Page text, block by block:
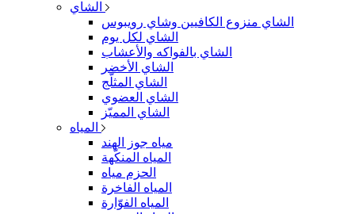
الشاي منزوع الكافيين وشاي رويبوس
الشاي لكل يوم
الشاي بالفواكه والأعشاب
الشاي الأخضر
الشاي المثلّج
الشاي العضوي
الشاي المميّز
مياه جوز الهند
المياه المنكّهة
الحزم مياه
المياه الفاخرة
المياه الفوّارة